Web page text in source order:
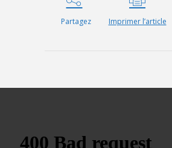
Partagez Imprimer l’article